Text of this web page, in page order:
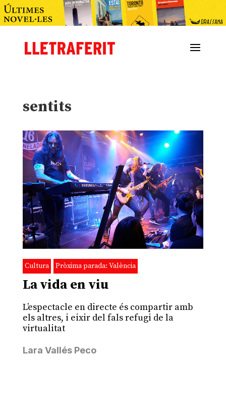
sentits
Cultura Pròxima parada: València
La vida en viu
L’espectacle en directe és compartir amb
els altres, i eixir del fals refugi de la
virtualitat
Lara Vallés Peco